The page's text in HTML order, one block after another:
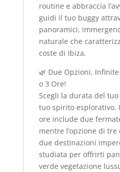
routine e abbraccia
guidi il tuo buggy
panoramici,
naturale che
coste di Ibiza.
🌿 Due Opzioni,
o 3 Ore!
Scegli la durata del
tuo spirito esplorativo.
ore include due
mentre l’opzione di
due destinazioni
studiata per offrirti
verde vegetazione